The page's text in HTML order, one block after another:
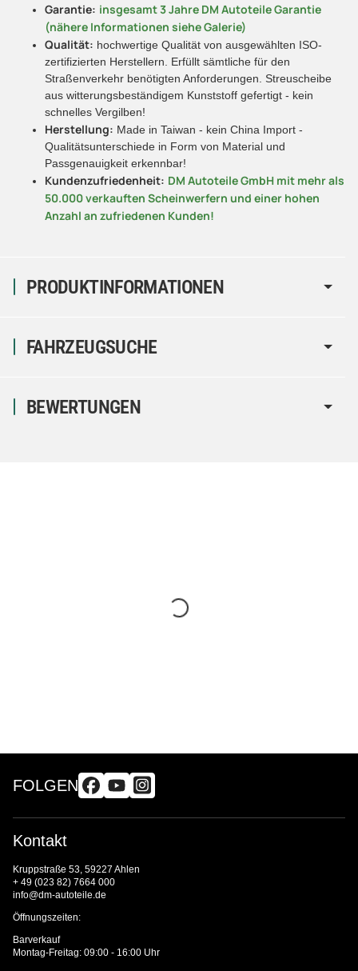
PRODUKTINFORMATIONEN
Garantie: insgesamt 3 Jahre DM Autoteile Garantie
(nähere Informationen siehe Galerie)
Qualität: hochwertige Qualität von ausgewählten ISO-
zertifizierten Herstellern. Erfüllt sämtliche für den
Straßenverkehr benötigten Anforderungen. Streuscheibe
aus witterungsbeständigem Kunststoff gefertigt - kein
schnelles Vergilben!
Herstellung: Made in Taiwan - kein China Import -
Qualitätsunterschiede in Form von Material und
Passgenauigkeit erkennbar!
Kundenzufriedenheit: DM Autoteile GmbH mit mehr als
50.000 verkauften Scheinwerfern und einer hohen
Anzahl an zufriedenen Kunden!
FAHRZEUGSUCHE
BEWERTUNGEN
FOLGEN
Kontakt
Kruppstraße 53, 59227 Ahlen
+ 49 (023 82) 7664 000
info@dm-autoteile.de
Öffnungszeiten:
Barverkauf
Montag-Freitag: 09:00 - 16:00 Uhr